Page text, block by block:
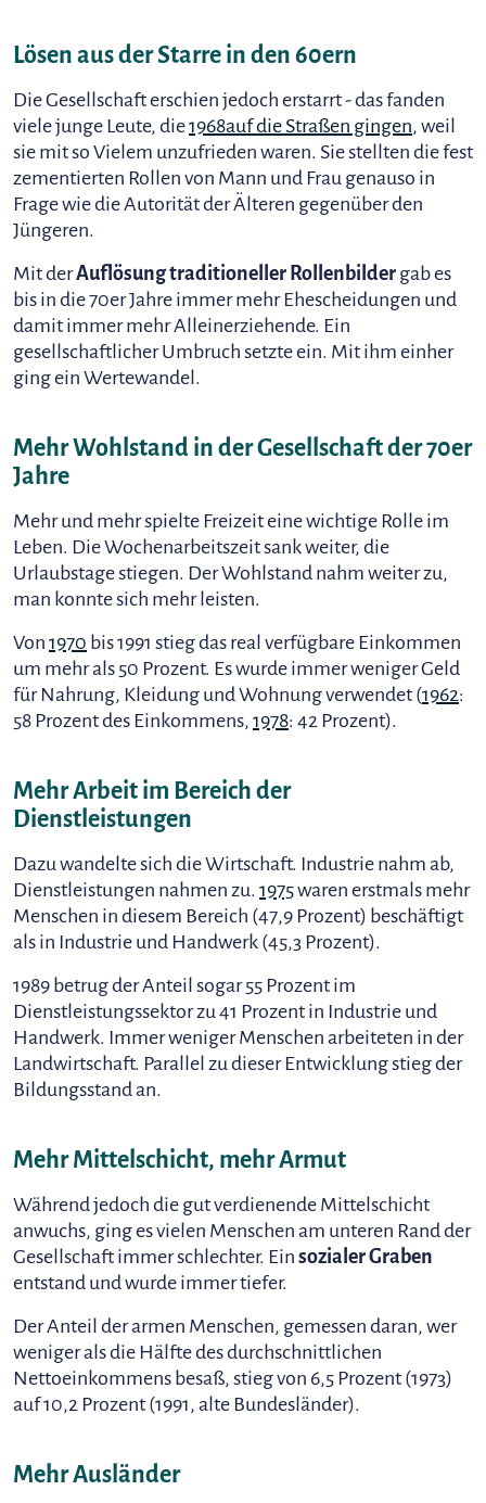
Lösen aus der Starre in den 60ern
Die Gesellschaft erschien jedoch erstarrt - das fanden
viele junge Leute, die1968auf die Straßen gingen, weil
sie mit so Vielem unzufrieden waren. Sie stellten die fest
zementierten Rollen von Mann und Frau genauso in
Frage wie die Autorität der Älteren gegenüber den
Jüngeren.
Mit derAuflösung traditioneller Rollenbilder gab es
bis in die 70er Jahre immer mehr Ehescheidungen und
damit immer mehr Alleinerziehende. Ein
gesellschaftlicher Umbruch setzte ein. Mit ihm einher
ging ein Wertewandel.
Mehr Wohlstand in der Gesellschaft der 70er
Jahre
Mehr und mehr spielte Freizeit eine wichtige Rolle im
Leben. Die Wochenarbeitszeit sank weiter, die
Urlaubstage stiegen. Der Wohlstand nahm weiter zu,
man konnte sich mehr leisten.
Von 1970 bis 1991 stieg das real verfügbare Einkommen
um mehr als 50 Prozent. Es wurde immer weniger Geld
für Nahrung, Kleidung und Wohnung verwendet (1962:
58 Prozent des Einkommens, 1978: 42 Prozent).
Mehr Arbeit im Bereich der
Dienstleistungen
Dazu wandelte sich die Wirtschaft. Industrie nahm ab,
Dienstleistungen nahmen zu. 1975waren erstmals mehr
Menschen in diesem Bereich (47,9 Prozent) beschäftigt
als in Industrie und Handwerk (45,3 Prozent).
1989 betrug der Anteil sogar 55 Prozent im
Dienstleistungssektor zu 41 Prozent in Industrie und
Handwerk. Immer weniger Menschen arbeiteten in der
Landwirtschaft. Parallel zu dieser Entwicklung stieg der
Bildungsstand an.
Mehr Mittelschicht, mehr Armut
Während jedoch die gut verdienende Mittelschicht
anwuchs, ging es vielen Menschen am unteren Rand der
Gesellschaft immer schlechter. Ein sozialer Graben
entstand und wurde immer tiefer.
Der Anteil der armen Menschen, gemessen daran, wer
weniger als die Hälfte des durchschnittlichen
Nettoeinkommens besaß, stieg von 6,5 Prozent (1973)
auf 10,2 Prozent (1991, alte Bundesländer).
Mehr Ausländer